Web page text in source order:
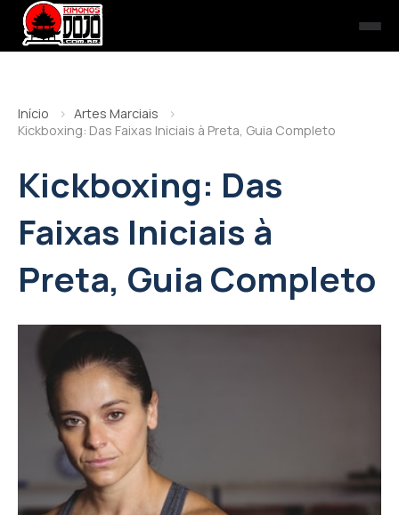
Início
Artes Marciais
Kickboxing: Das Faixas Iniciais à Preta, Guia Completo
Kickboxing: Das
Faixas Iniciais à
Preta, Guia Completo